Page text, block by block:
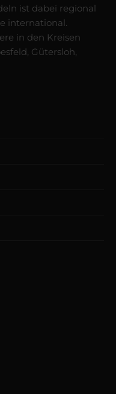
ist dabei regional
international.
in den Kreisen
Gütersloh,